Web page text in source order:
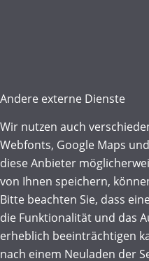
Andere externe Dienste
Wir nutzen auch
Webfonts, Google Maps
diese Anbieter
von Ihnen speichern,
Bitte beachten Sie, dass
die Funktionalität und das
erheblich beeinträchtigen
nach einem Neuladen der